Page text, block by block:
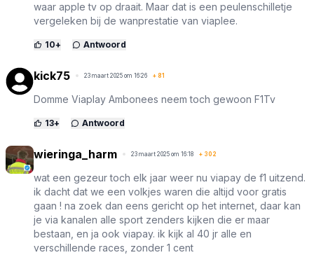
waar apple tv op draait. Maar dat is een peulenschilletje
vergeleken bij de wanprestatie van viaplee.
10+ Antwoord
kick75 23 maart 2025 om 16:26 + 81
Domme Viaplay Ambonees neem toch gewoon F1Tv
13+ Antwoord
wieringa_harm 23 maart 2025 om 16:18 + 302
wat een gezeur toch elk jaar weer nu viapay de f1 uitzend.
ik dacht dat we een volkjes waren die altijd voor gratis
gaan ! na zoek dan eens gericht op het internet, daar kan
je via kanalen alle sport zenders kijken die er maar
bestaan, en ja ook viapay. ik kijk al 40 jr alle en
verschillende races, zonder 1 cent